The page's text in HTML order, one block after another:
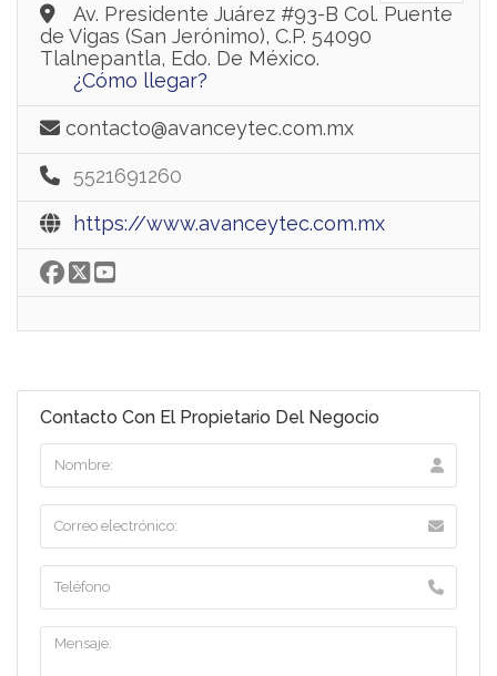
Av. Presidente Juárez #93-B Col. Puente
de Vigas (San Jerónimo), C.P. 54090
Tlalnepantla, Edo. De México.
¿Cómo llegar?
contacto@avanceytec.com.mx
5521691260
https://www.avanceytec.com.mx
Contacto Con El Propietario Del Negocio